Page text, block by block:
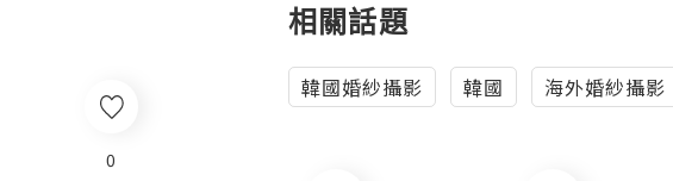
0
相關話題
韓國婚紗攝影 韓國 海外婚紗攝影